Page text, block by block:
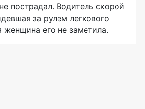
пострадал. Водитель скорой
за рулем легкового
женщина его не заметила.